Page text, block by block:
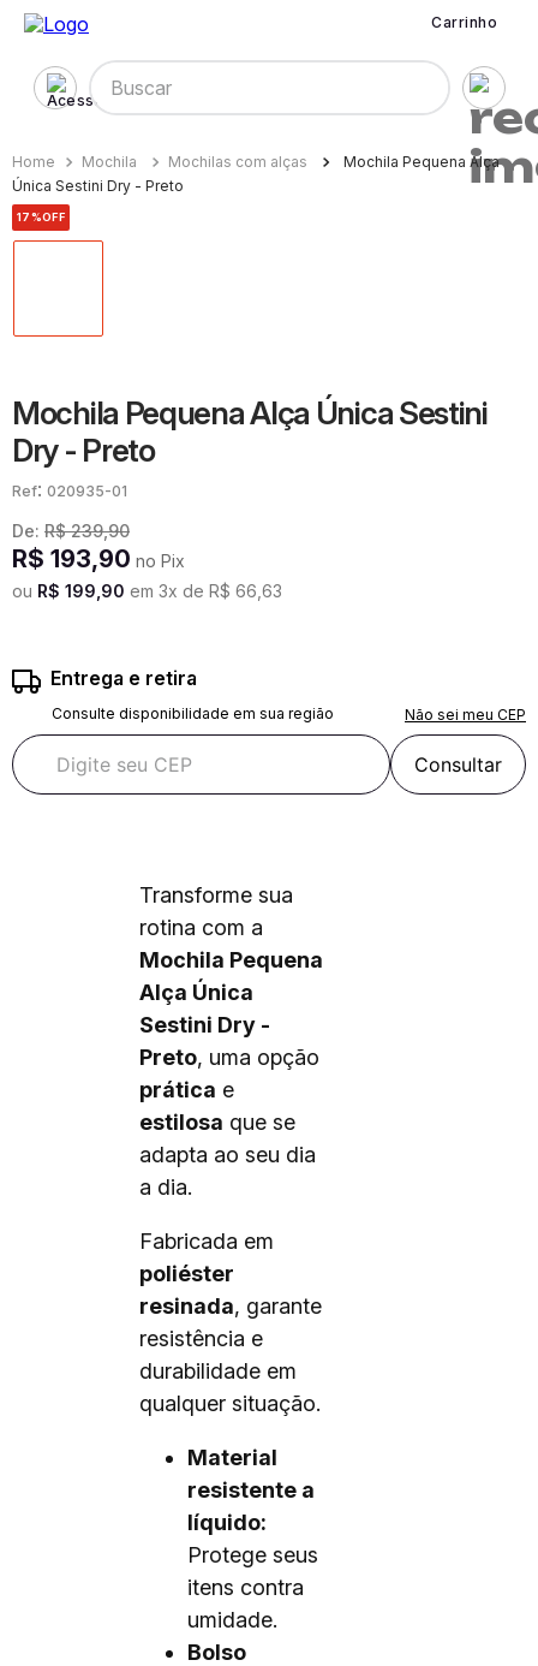
Carrinho
Buscar
Mochila Mochilas com alças
Mochila Pequena Alça
Única Sestini Dry - Preto
17%OFF
Mochila Pequena Alça Única Sestini
Dry - Preto
: 020935-01
De: R$ 239,90
R$ 193,90 no Pix
ou R$ 199 90 em 3x de R$ 66 63
Entrega e retira
Consulte disponibilidade em sua região Não sei meu CEP
Consultar
Transforme sua
rotina com a
Mochila Pequena
Alça Única
Sestini Dry -
Preto, uma opção
prática e
estilosa que se
adapta ao seu dia
a dia.
Fabricada em
poliéster
resinada, garante
resistência e
durabilidade em
qualquer situação.
Material
resistente a
líquido:
Protege seus
itens contra
umidade.
Bolso